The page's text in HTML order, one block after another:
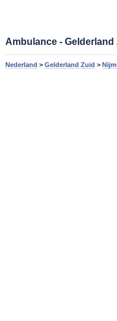
Ambulance - Gelderland
Nederland > Gelderland Zuid >